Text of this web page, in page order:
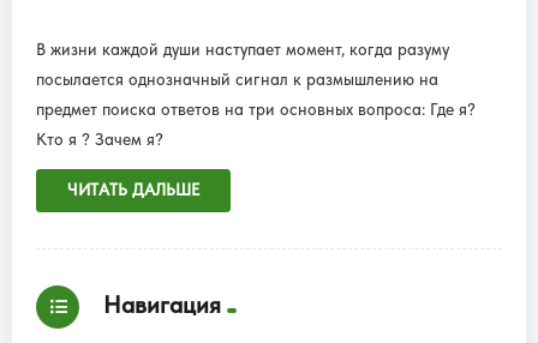
В жизни каждой души наступает момент, когда разуму
посылается однозначный сигнал к размышлению на
предмет поиска ответов на три основных вопроса: Где я?
Кто я ? Зачем я?
ЧИТАТЬ ДАЛЬШЕ
Навигация